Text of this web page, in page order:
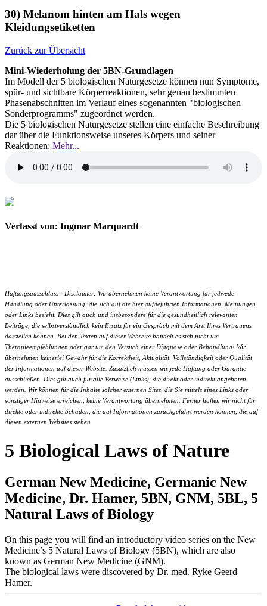
30) Melanom hinten am Hals wegen
Kleidungsetiketten
Zurück zur Übersicht
Mini-Wiederholung der 5BN-Grundlagen
Im Modell der 5 biologischen Naturgesetze können nun Symptome,
spür- und sichtbare Körperreaktionen, sehr genau bestimmten
Phasenabschnitten im Verlauf eines sogenannten "biologischen
Sonderprogramms" zugeordnet werden.
Die 5 biologischen Naturgesetze stellen eine einfache Beschreibung
dar über die Funktionsweise unseres Körpers und seiner
Reaktionen: Mehr...
Verfasst von: Ingmar Marquardt
Haftungsausschluss - Disclaimer: Wir übernehmen keine Verantwortung für jedwede
Handlung oder Unterlassung, die sich auf die hier aufgeführten Informationen, Meinungen
oder Links bezieht. Dies gilt auch und insbesondere für die gesundheitlich relevanten
Beiträge, die selbstverständlich kein Ersatz für ein Gespräch mit dem Arzt Ihres Vertrauens
darstellen können. Bei den Texten auf dieser Webseite handelt es sich nicht um
Therapieempfehlungen oder gar um den Versuch einer Diagnose oder Behandlung! Wir
übernehmen keinerlei Gewähr für die Korrektheit, Aktualität, Vollständigkeit oder Qualität
der Informationen auf dieser Website. Zusätzlich müssen wir jede Haftung oder Garantie
ausschließen. Dies gilt auch für alle Verweise (Links), die direkt oder indirekt angeboten
werden. Wir können für die Inhalte solcher externen Sites, die Sie mittels eines Links oder
sonstiger Hinweise erreichen, keine Verantwortung übernehmen. Ferner haften wir nicht für
direkte oder indirekte Schäden, die auf Informationen zurückgeführt werden können, die auf
diesen externen Websites stehen
5 Biological Laws of Nature
German New Medicine, Germanic New
Medicine, Dr. Hamer, 5BN, GNM, 5BL, 5
Natural Laws of Biology
On this page you will find an introductory video series on the New
Medicine’s 5 Natural Laws of Biology (5BN), which are also
known as German New Medicine (GNM).
The biological laws were discovered by Dr. med. Ryke Geerd
Hamer.